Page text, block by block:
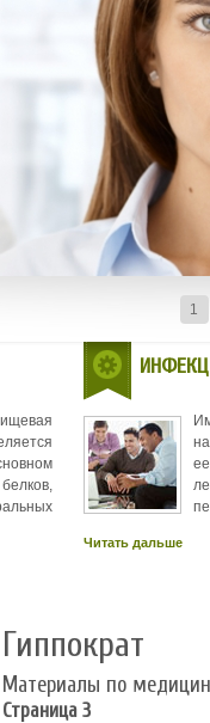
1
Читать дальше
Гиппократ
Материалы по
Страница 3